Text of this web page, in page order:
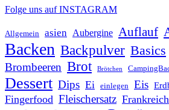
Folge uns auf INSTAGRAM
Allgemein asien Aubergine Auflauf
Backen Backpulver Basics
Brombeeren Brot Brötchen
Dessert Dips Ei einlegen Eis
Fingerfood Fleischersatz Frankreich